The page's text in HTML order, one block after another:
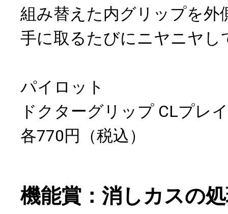
組み替えた内グリップを外
手に取るたびにニヤニヤし
パイロット
ドクターグリップ CLプレ
各770円（税込）
機能賞：消しカスの